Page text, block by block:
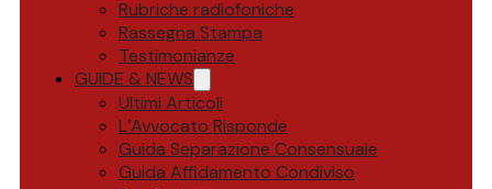
Rubriche radiofoniche
Rassegna Stampa
Testimonianze
GUIDE & NEWS
Ultimi Articoli
L’Avvocato Risponde
Guida Separazione Consensuale
Guida Affidamento Condiviso